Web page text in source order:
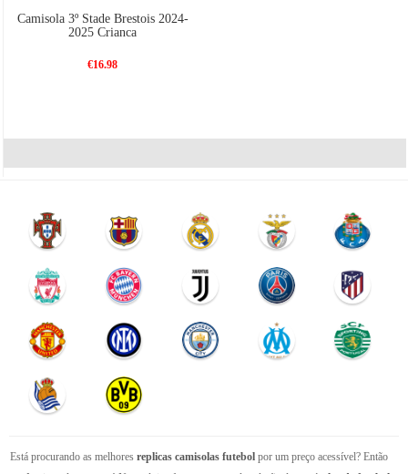
Camisola 3º Stade Brestois 2024-
2025 Crianca
€16.98
Está procurando as melhores replicas camisolas futebol por um preço acessível? Então